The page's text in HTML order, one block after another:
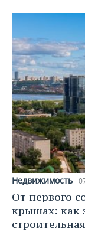
Недвижимость
От первого
крышах: как